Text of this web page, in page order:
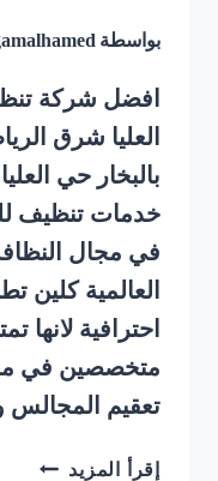
بواسطة
افضل شركة
العليا شرق
بالبخار حي
خدمات تنظيف
في مجال
العالمية كلين
احترافية لانها
متخصصين في
تعقيم
إقرأ المزيد شركة